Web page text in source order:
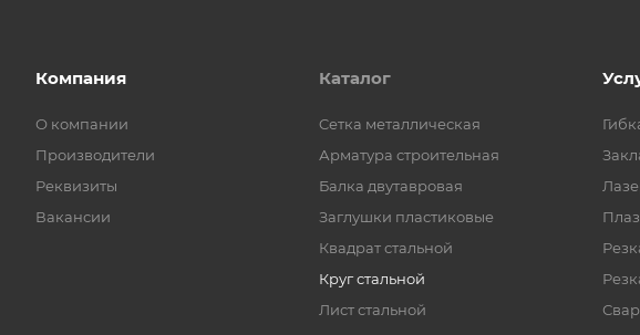
Компания
О компании
Производители
Реквизиты
Вакансии
Каталог
Cетка металлическая
Арматура строительная
Балка двутавровая
Заглушки пластиковые
Квадрат стальной
Круг стальной
Лист стальной